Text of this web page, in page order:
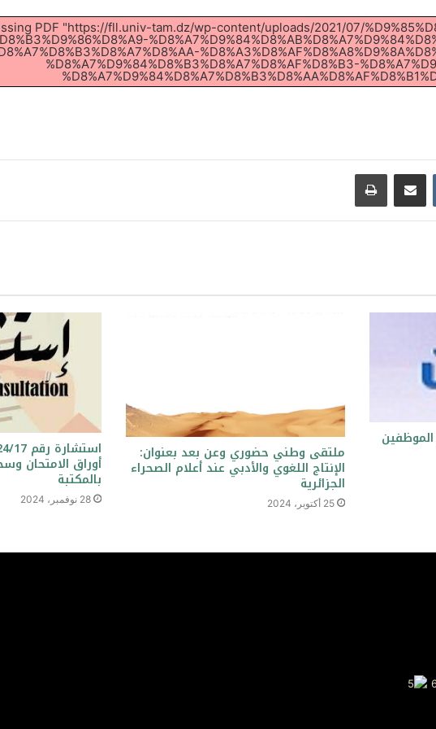
PDF "https://fll.univ-tam.dz/wp-content/uploads/2021/07/
%D8%A7%D9%84%D8%B3%D8%A7%D8%AF%D8%B3-
مشاركة عبر البريد طباعة
ملتقى وطني حضوري وعن بعد بعنوان:
الإنتاج اللغوي والأدبي عند أعلام الصحراء
الجزائرية
25 أكتوبر، 2024
أوراق الامتحان
بالمكتبة
28 نوفمبر، 2024